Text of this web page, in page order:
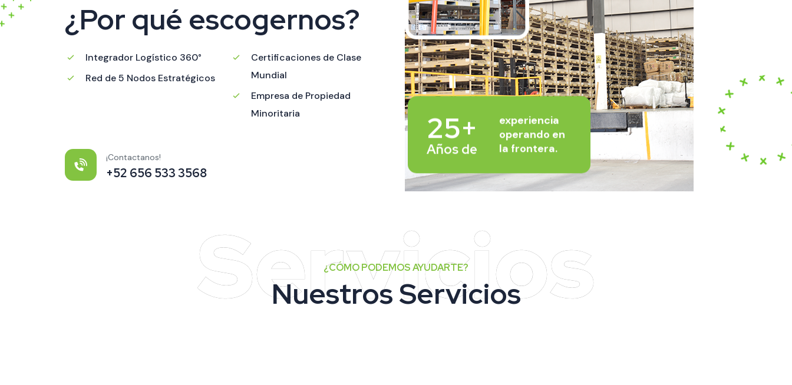
¿Por qué escogernos?
Integrador Logístico 360°
Red de 5 Nodos Estratégicos
Certificaciones de Clase
Mundial
Empresa de Propiedad
Minoritaria
¡Contactanos!
+52 656 533 3568
25+
Años de
experiencia
operando en
la frontera.
¿CÓMO PODEMOS AYUDARTE?
Nuestros Servicios